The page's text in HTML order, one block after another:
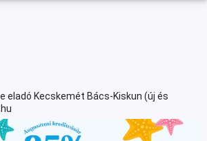
eladó Kecskemét Bács-Kiskun (új és